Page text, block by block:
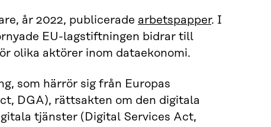
år 2022, publicerade arbetspapper. I
EU-lagstiftningen bidrar till
olika aktörer inom dataekonomi.
som härrör sig från Europas
DGA), rättsakten om den digitala
tjänster (Digital Services Act,